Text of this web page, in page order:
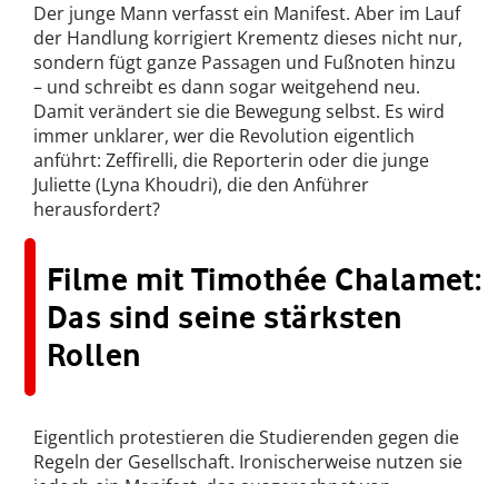
Der junge Mann verfasst ein Manifest. Aber im Lauf
der Handlung korrigiert Krementz dieses nicht nur,
sondern fügt ganze Passagen und Fußnoten hinzu
– und schreibt es dann sogar weitgehend neu.
Damit verändert sie die Bewegung selbst. Es wird
immer unklarer, wer die Revolution eigentlich
anführt: Zeffirelli, die Reporterin oder die junge
Juliette (Lyna Khoudri), die den Anführer
herausfordert?
Filme mit Timothée Chalamet:
Das sind seine stärksten
Rollen
Eigentlich protestieren die Studierenden gegen die
Regeln der Gesellschaft. Ironischerweise nutzen sie